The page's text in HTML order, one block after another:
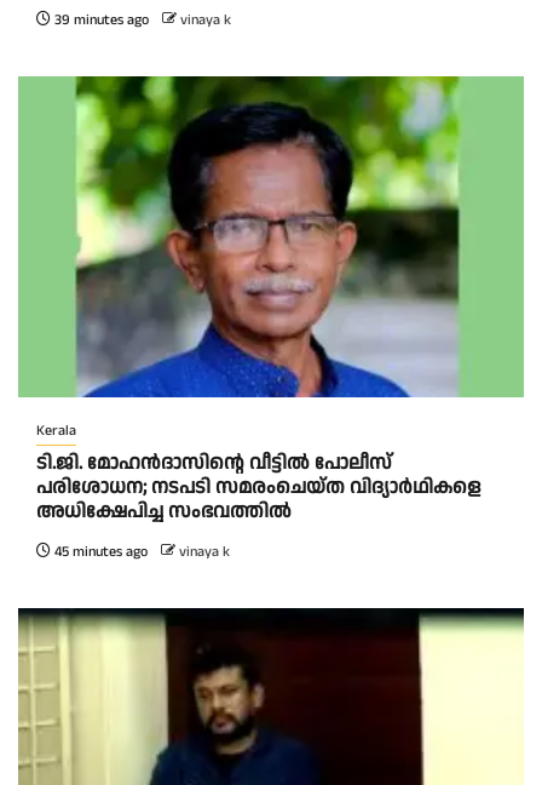
39 minutes ago vinaya k
Kerala
ടി.ജി. മോഹൻദാസിന്റെ വീട്ടിൽ പോലീസ്
പരിശോധന; നടപടി സമരംചെയ്ത വിദ്യാർഥികളെ
അധിക്ഷേപിച്ച സംഭവത്തിൽ
45 minutes ago vinaya k